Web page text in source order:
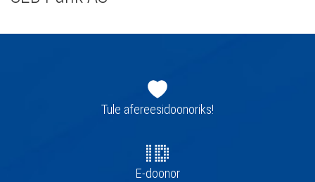
navigatsioonTule afereesidoonoriks!
E-doonor